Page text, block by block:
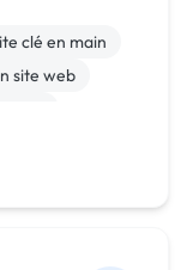
clé en main
site web